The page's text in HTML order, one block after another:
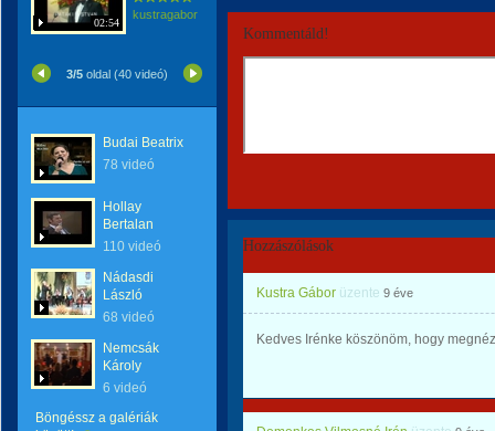
02:54
kustragabor
3/5 oldal (40 videó)
Budai Beatrix
78 videó
Hollay
Bertalan
110 videó
Nádasdi
László
68 videó
Nemcsák
Károly
6 videó
Böngéssz a galériák
Kommentáld!
Hozzászólások
Kustra Gábor üzente 9 éve
Kedves Irénke köszönöm, hogy